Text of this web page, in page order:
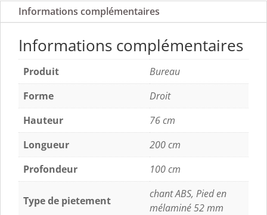
Informations complémentaires
Informations complémentaires
Produit
Bureau
Forme
Droit
Hauteur
76 cm
Longueur
200 cm
Profondeur
100 cm
Type de pietement
chant ABS, Pied en
mélaminé 52 mm